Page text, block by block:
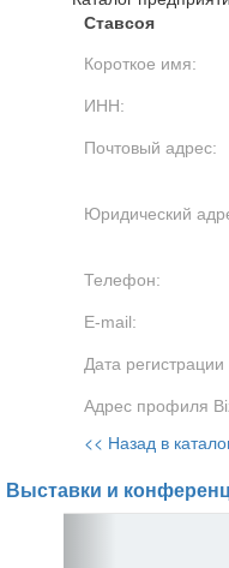
Ставсоя
Короткое имя:
ИНН:
Почтовый адрес:
Юридический
Телефон:
E-mail:
Дата регистрации
Адрес профиля
<< Назад в
Выставки и